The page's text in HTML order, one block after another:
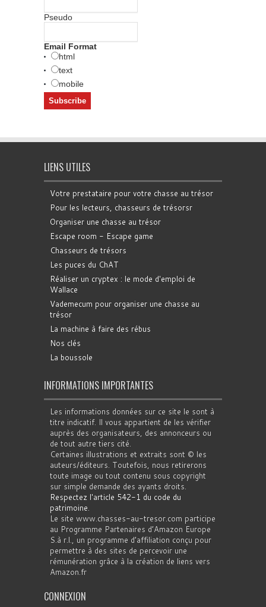
Pseudo
Email Format
html
text
mobile
LIENS UTILES
Votre prestataire pour votre chasse au trésor
Pour les lecteurs, chasseurs de trésorsr
Organiser une chasse au trésor
Escape room - Escape game
Chasseurs de trésors
Les puces du ChAT
Réaliser un cryptex : le mode d'emploi de
Wallace
Vademecum pour organiser une chasse au
trésor
La machine à faire des rébus
Nos clés
La boussole
INFORMATIONS IMPORTANTES
Les informations données sur ce site le sont à
titre indicatif. Il vous appartient de les vérifier
auprès des organisateurs, des annonceurs ou
de tout autre tiers cité.
Certaines illustrations et extraits sont © les
auteurs/éditeurs. Toutefois, nous retirerons
toute image ou tout contenu sous copyright
sur simple demande des ayants droits.
Respectez l'article 542-1 du code du
patrimoine
Le site www.chasses-au-tresor.com participe
au Programme Partenaires d’Amazon Europe
S.à r.l., un programme d’affiliation conçu pour
permettre à des sites de percevoir une
rémunération grâce à la création de liens vers
Amazon.fr
CONNEXION